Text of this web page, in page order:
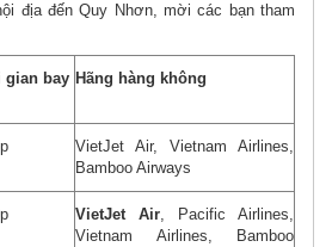
địa đến Quy Nhơn, mời các bạn tham
gian bay Hãng hàng không
VietJet Air, Vietnam Airlines,
Bamboo Airways
VietJet Air, Pacific Airlines,
Vietnam Airlines, Bamboo